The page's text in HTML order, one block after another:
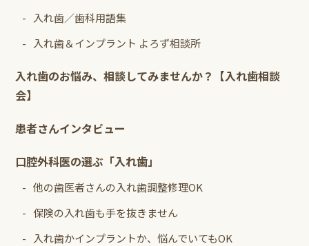
入れ歯／歯科用語集
入れ歯＆インプラント よろず相談所
入れ歯のお悩み、相談してみませんか？【入れ歯相談
会】
患者さんインタビュー
口腔外科医の選ぶ「入れ歯」
他の歯医者さんの入れ歯調整修理OK
保険の入れ歯も手を抜きません
入れ歯かインプラントか、悩んでいてもOK